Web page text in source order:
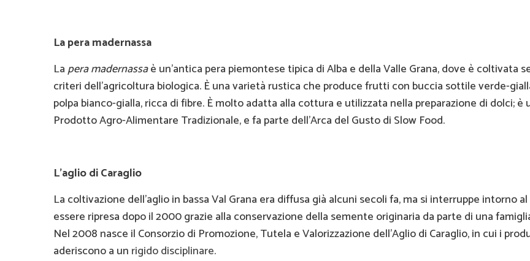
La pera madernassa
Lapera madernassaè un’antica pera piemontese tipica di Alba e della Valle Grana, dove è coltivata
criteri dell'agricoltura biologica. È una varietà rustica che produce frutti con buccia sottile verde-
polpa bianco-gialla, ricca di fibre. È molto adatta alla cottura e utilizzata nella preparazione di dolci; è
Prodotto Agro-Alimentare Tradizionale, e fa parte dell’Arca del Gusto di Slow Food.
L’aglio di Caraglio
La coltivazione dell’aglio in bassa Val Grana era diffusa già alcuni secoli fa, ma si interruppe intorno
essere ripresa dopo il 2000 grazie alla conservazione della semente originaria da parte di una
Nel 2008 nasce il Consorzio di Promozione, Tutela e Valorizzazione dell’Aglio di Caraglio, in cui i
aderiscono a un rigido disciplinare.